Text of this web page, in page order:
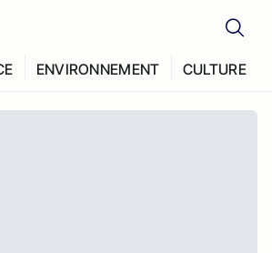
ENVIRONNEMENT CULTURE